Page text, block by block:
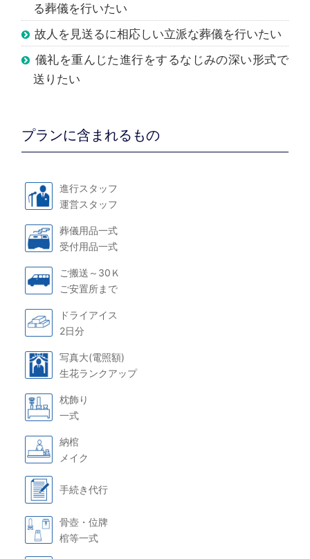
る葬儀を行いたい
故人を見送るに相応しい立派な葬儀を行いたい
儀礼を重んじた進行をするなじみの深い形式で
送りたい
プランに含まれるもの
進行スタッフ
運営スタッフ
葬儀用品一式
受付用品一式
ご搬送～30Ｋ
ご安置所まで
ドライアイス
2日分
写真大(電照額)
生花ランクアップ
枕飾り
一式
納棺
メイク
手続き代行
骨壺・位牌
棺等一式